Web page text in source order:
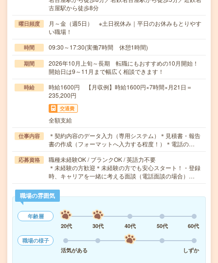
古屋駅から徒歩8分
曜日頻度
月～金（週5日） ※土日祝休み｜平日のお休みもとりやす
い職場！
時間 09:30～17:30(実働7時間 休憩1時間)
期間
2026年10月上旬～長期 転職にもおすすめの10月開始！
開始日は9～11月まで幅広く相談できます！
時給
時給1600円 【月収例】時給1600円×7時間×月21日＝
235,200円
交通費
全額支給
仕事内容
＊契約内容のデータ入力（専用システム）＊見積書・報告
書の作成（フォーマットへ入力する程度！）＊電話の…
応募資格
職種未経験OK / ブランクOK / 英語力不要
＊未経験の方歓迎＊未経験の方でも安心スタート！・登録
時、キャリアを一緒に考える面談（電話面談の場合）…
職場の雰囲気
年齢層
20代
30代 40代 50代
60代
職場の様子
活気がある
しずか